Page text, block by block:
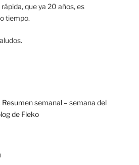
que ya 20 años, es
tiempo.
Resumen semanal – semana del
de Fleko